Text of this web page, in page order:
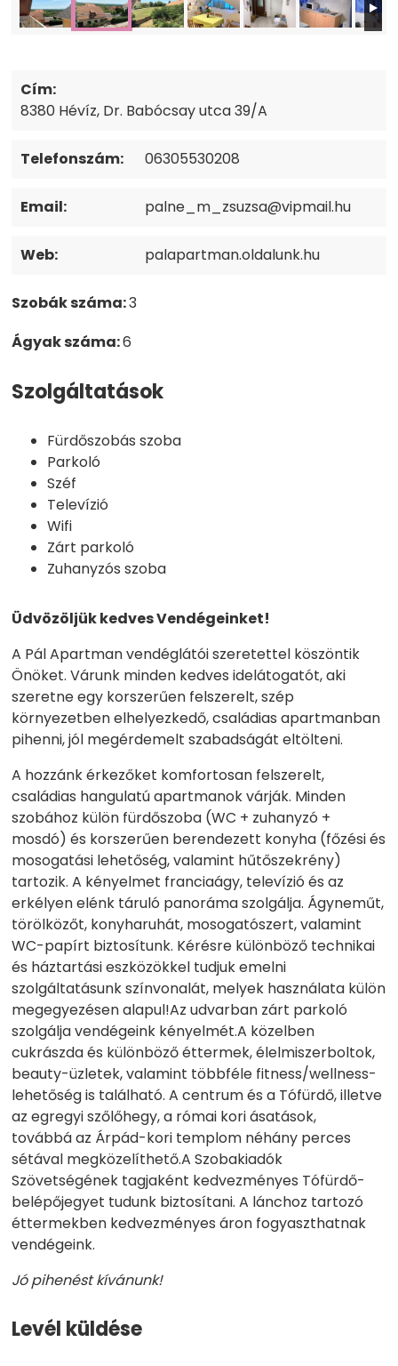
Cím:
8380 Hévíz, Dr. Babócsay utca 39/A
Telefonszám: 06305530208
Email: palne_m_zsuzsa@vipmail.hu
Web: palapartman.oldalunk.hu
Szobák száma:3
Ágyak száma:6
Szolgáltatások
Fürdőszobás szoba
Parkoló
Széf
Televízió
Wifi
Zárt parkoló
Zuhanyzós szoba
Üdvözöljük kedves Vendégeinket!
A Pál Apartman vendéglátói szeretettel köszöntik
Önöket. Várunk minden kedves idelátogatót, aki
szeretne egy korszerűen felszerelt, szép
környezetben elhelyezkedő, családias apartmanban
pihenni, jól megérdemelt szabadságát eltölteni.
A hozzánk érkezőket komfortosan felszerelt,
családias hangulatú apartmanok várják. Minden
szobához külön fürdőszoba (WC + zuhanyzó +
mosdó) és korszerűen berendezett konyha (főzési és
mosogatási lehetőség, valamint hűtőszekrény)
tartozik. A kényelmet franciaágy, televízió és az
erkélyen elénk táruló panoráma szolgálja. Ágyneműt,
törölközőt, konyharuhát, mosogatószert, valamint
WC-papírt biztosítunk. Kérésre különböző technikai
és háztartási eszközökkel tudjuk emelni
szolgáltatásunk színvonalát, melyek használata külön
megegyezésen alapul!Az udvarban zárt parkoló
szolgálja vendégeink kényelmét.A közelben
cukrászda és különböző éttermek, élelmiszerboltok,
beauty-üzletek, valamint többféle fitness/wellness-
lehetőség is található. A centrum és a Tófürdő, illetve
az egregyi szőlőhegy, a római kori ásatások,
továbbá az Árpád-kori templom néhány perces
sétával megközelíthető.A Szobakiadók
Szövetségének tagjaként kedvezményes Tófürdő-
belépőjegyet tudunk biztosítani. A lánchoz tartozó
éttermekben kedvezményes áron fogyaszthatnak
vendégeink.
Jó pihenést kívánunk!
Levél küldése